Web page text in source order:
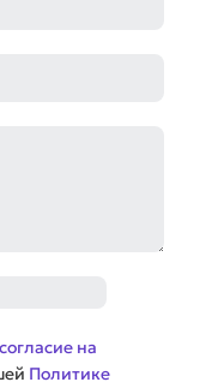
согласие на
Политике